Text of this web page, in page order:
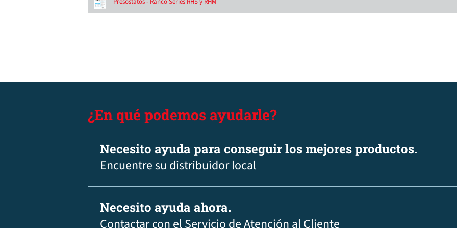
¿En qué podemos ayudarle?
Necesito ayuda para conseguir los mejores productos.
Encuentre su distribuidor local
Necesito ayuda ahora.
Contactar con el Servicio de Atención al Cliente